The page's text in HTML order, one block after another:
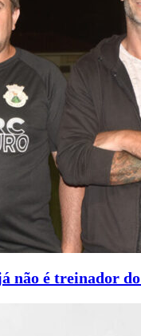
não é treinador